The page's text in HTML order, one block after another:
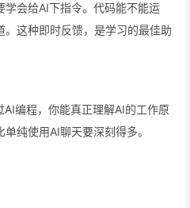
会给AI下指令。代码能不能运
这种即时反馈，是学习的最佳助
编程，你能真正理解AI的工作原
纯使用AI聊天要深刻得多。